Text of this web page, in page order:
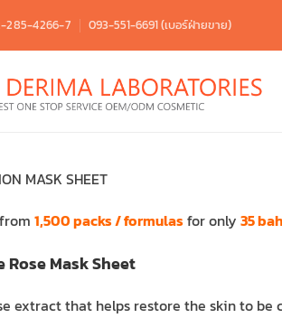
285-4266-7 093-551-6691 (เบอร์ฝ่ายขาย)
MASK SHEET
1,500 packs / formulasfor only 35
Rose Mask Sheet
extract that helps restore the skin to be